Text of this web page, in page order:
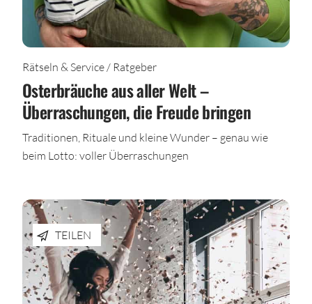
Rätseln & Service / Ratgeber
Osterbräuche aus aller Welt –
Überraschungen, die Freude bringen
Traditionen, Rituale und kleine Wunder – genau wie
beim Lotto: voller Überraschungen
TEILEN